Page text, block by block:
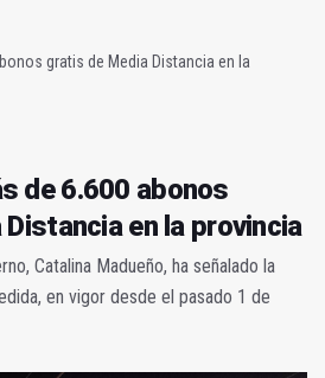
gratis de Media Distancia en la
de 6.600 abonos
en la provincia
Catalina Madueño, ha señalado la
en vigor desde el pasado 1 de